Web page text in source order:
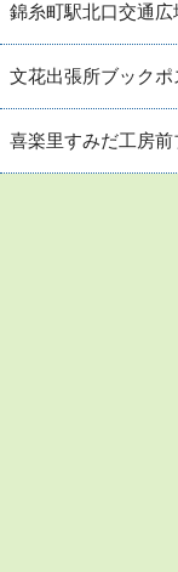
錦糸町駅北口交通広
文花出張所ブックポ
喜楽里すみだ工房前